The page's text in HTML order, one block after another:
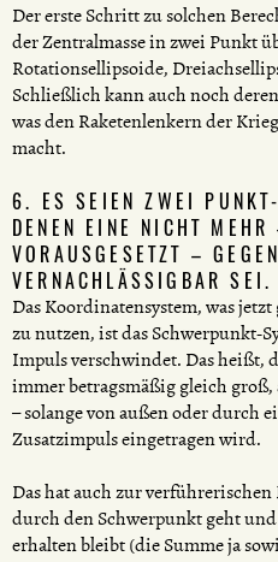
Der erste Schritt zu solchen
der Zentralmasse in zwei Punkt
Rotationsellipsoide,
Schließlich kann auch noch
was den Raketenlenkern der
macht.
6. ES SEIEN ZWEI
DENEN EINE NICHT
VORAUSGESETZT –
VERNACHLÄSSIGBAR SEI.
Das Koordinatensystem, was
zu nutzen, ist das Schwerpunkt-
Impuls verschwindet. Das heißt,
immer betragsmäßig gleich
– solange von außen oder durch
Zusatzimpuls eingetragen wird.
Das hat auch zur
durch den Schwerpunkt geht
erhalten bleibt (die Summe ja